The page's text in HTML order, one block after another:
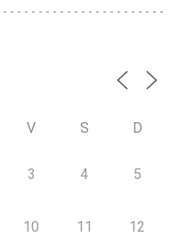
V S D
3 4 5
10 11 12